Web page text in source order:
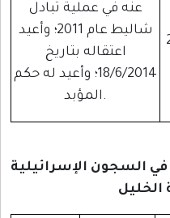
عنه في عملية تبادل
شاليط عام 2011؛ وأعيد
اعتقاله بتاريخ
18/6/2014؛ وأعيد له حكم
المؤبد.
السجون الإسرائيلية